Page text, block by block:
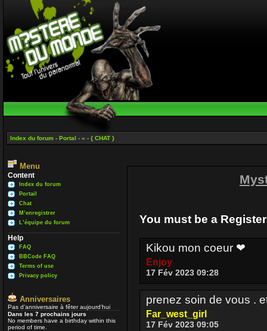
Index du forum - Portal - » - { CHAT }
Menu
Content
Index du forum
Portail
Chat
M’enregistrer
L’équipe du forum
Help
FAQ
BBCode FAQ
Terms of use
Privacy policy
Anniversaires
Pas d’anniversaire à fêter aujourd’hui
Dans les 7 prochains jours
No members have a birthday within this
period of time.
You must be a
Kikou mon coeur ❤
Enjoy
17 Fév 2023 09:28
prenez soin de vous .
Far_west_girl
17 Fév 2023 09:05